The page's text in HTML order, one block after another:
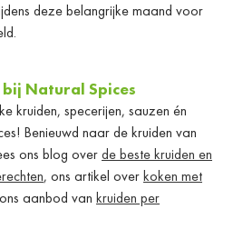
deze belangrijke maand voor
Natural Spices
kruiden, specerijen, sauzen én
Benieuwd naar de kruiden van
ons blog overde beste kruiden en
, ons artikel overkoken met
aanbod van kruiden per